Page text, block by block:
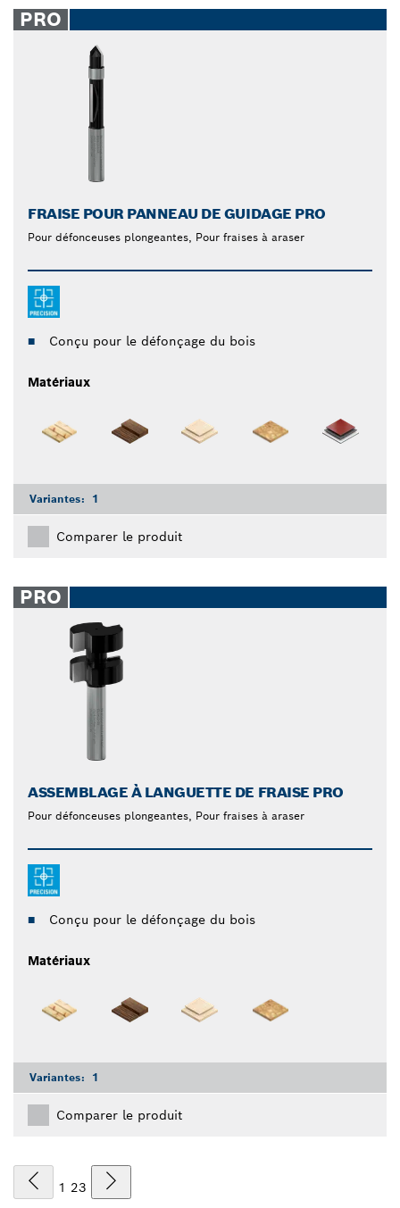
PRO
FRAISE POUR PANNEAU DE GUIDAGE PRO
Pour défonceuses plongeantes, Pour fraises à araser
Conçu pour le défonçage du bois
Matériaux
Variantes: 1
Comparer le produit
PRO
ASSEMBLAGE À LANGUETTE DE FRAISE PRO
Pour défonceuses plongeantes, Pour fraises à araser
Conçu pour le défonçage du bois
Matériaux
Variantes: 1
Comparer le produit
1 23